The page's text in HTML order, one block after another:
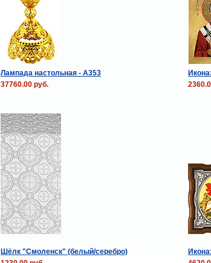
Лампада настольная - A353
37760.00 руб.
Шёлк "Смоленск" (белый/серебро)